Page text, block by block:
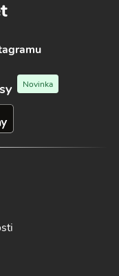
Novinka